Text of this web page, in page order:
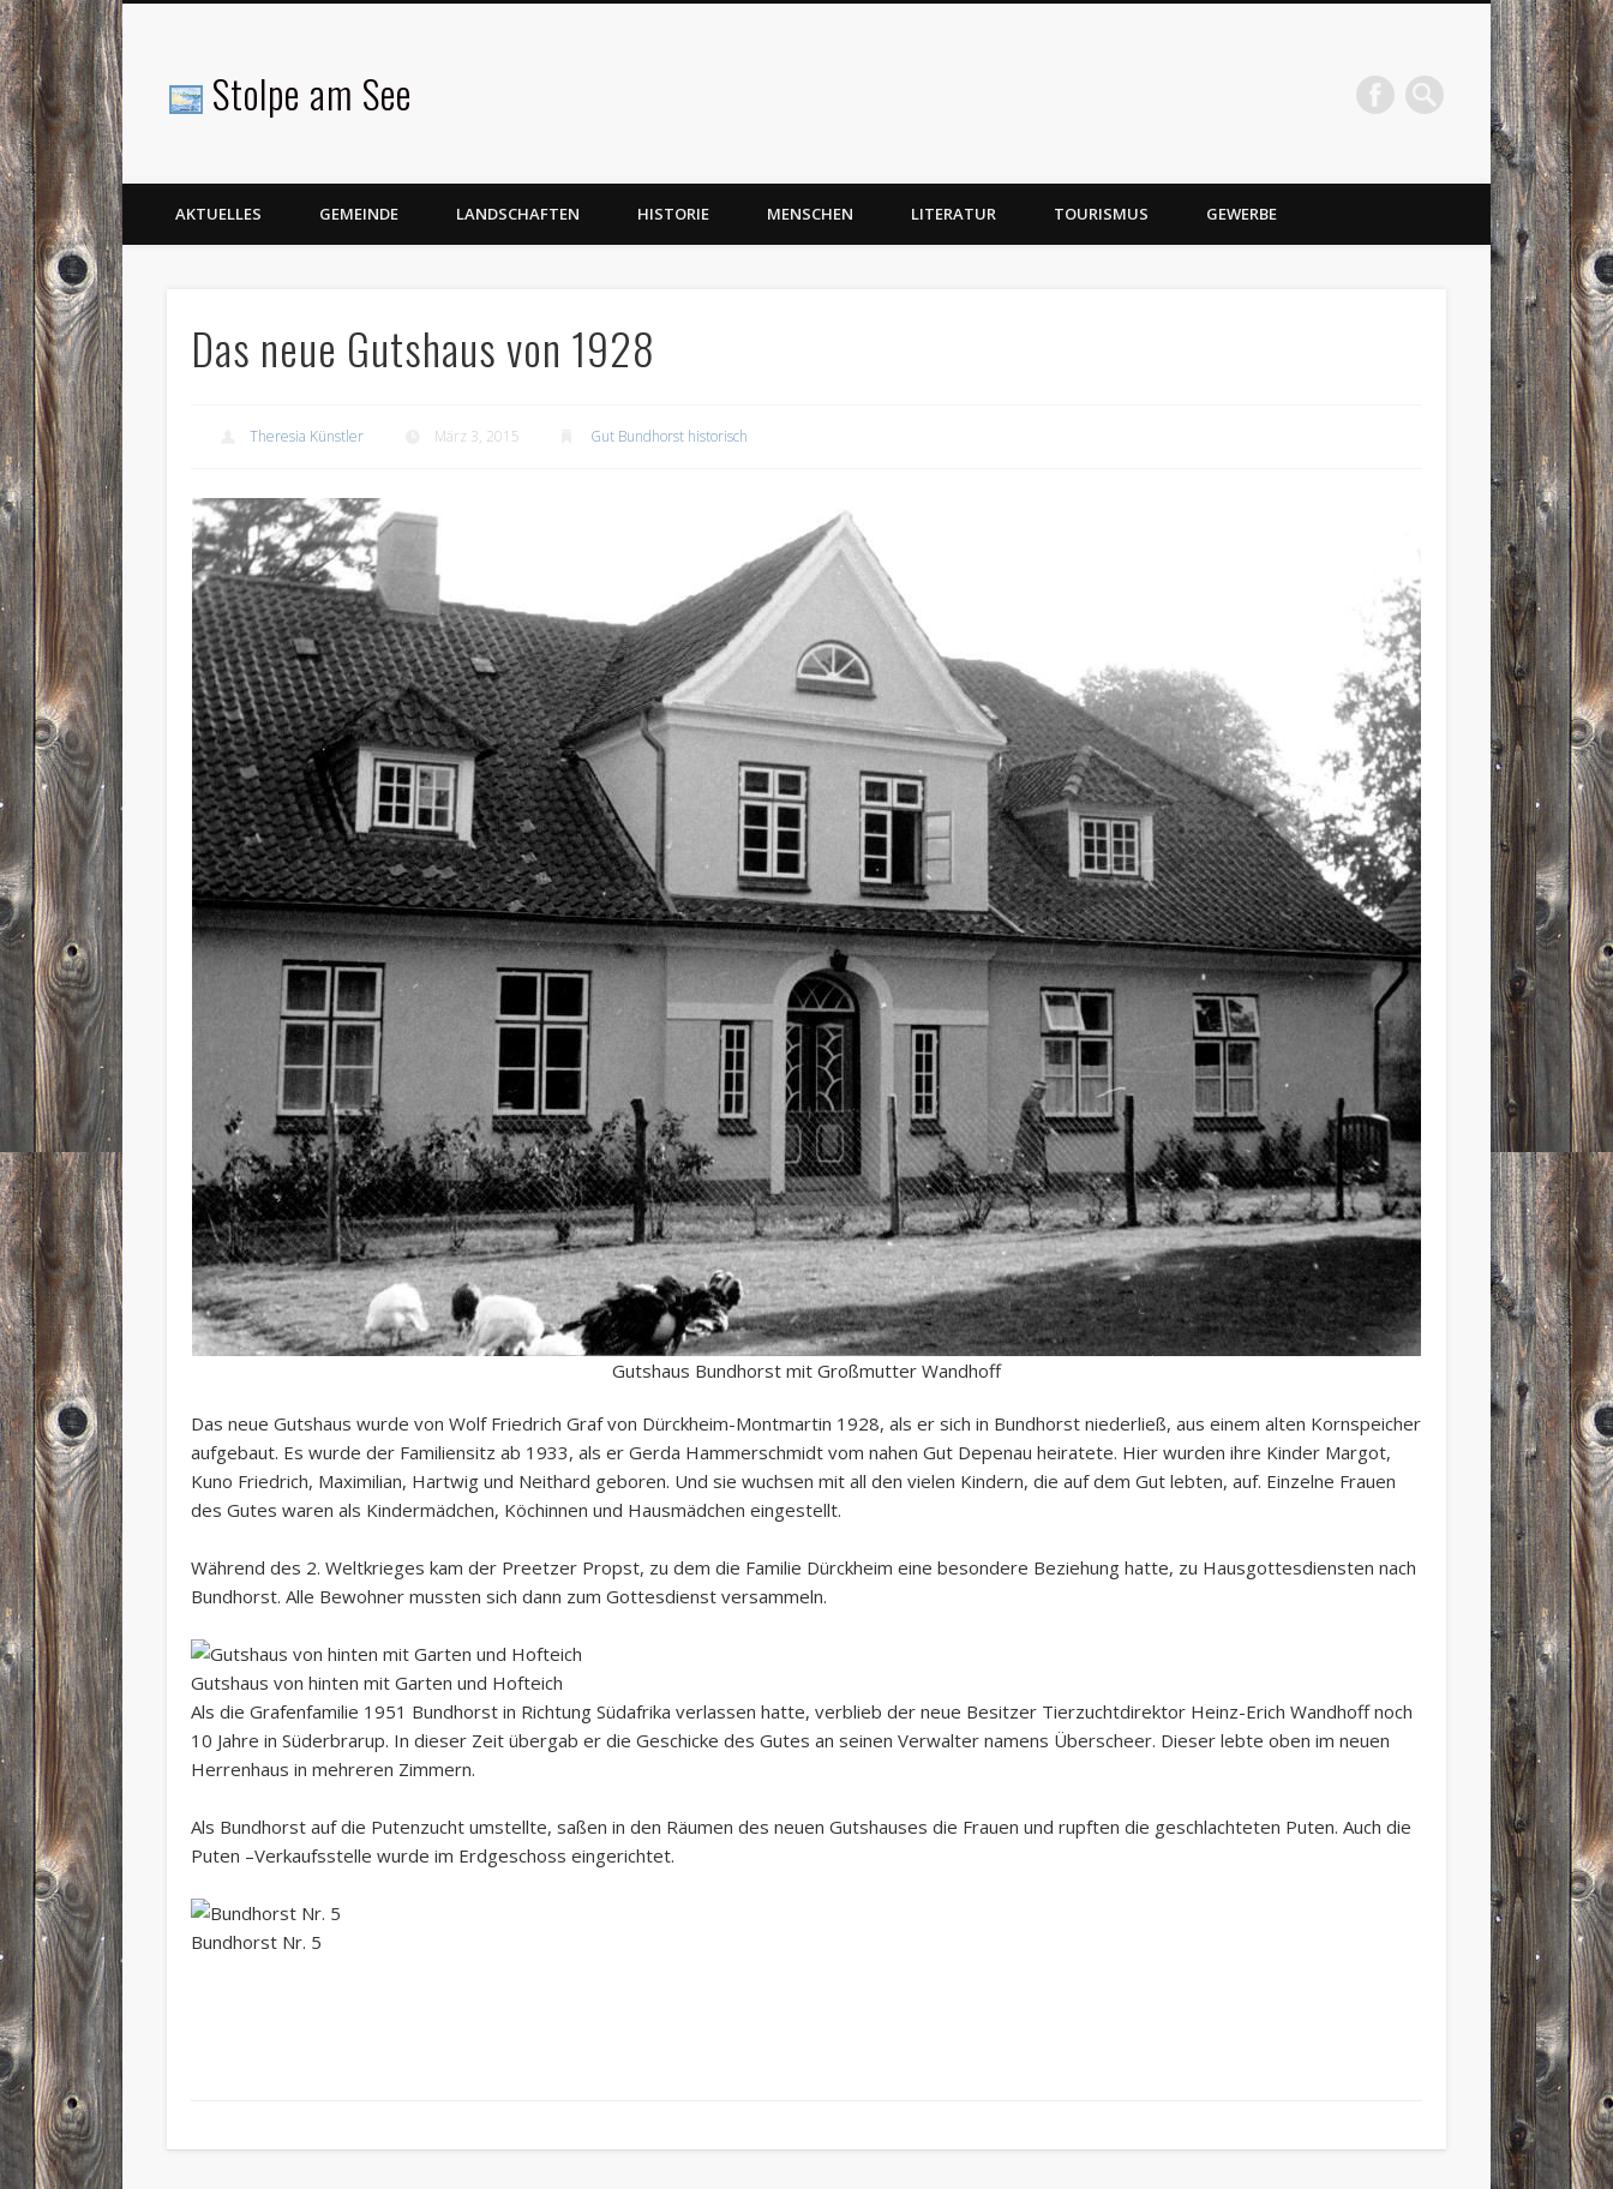
Stolpe am See
Facebook
AKTUELLES GEMEINDE LANDSCHAFTEN HISTORIE MENSCHEN LITERATUR TOURISMUS GEWERBE
Das neue Gutshaus von 1928
Theresia Künstler März 3, 2015 Gut Bundhorst historisch
Gutshaus Bundhorst mit Großmutter Wandhoff
Das neue Gutshaus wurde von Wolf Friedrich Graf von Dürckheim-Montmartin 1928, als er sich in Bundhorst niederließ, aus einem alten Kornspeicher
aufgebaut. Es wurde der Familiensitz ab 1933, als er Gerda Hammerschmidt vom nahen Gut Depenau heiratete. Hier wurden ihre Kinder Margot,
Kuno Friedrich, Maximilian, Hartwig und Neithard geboren. Und sie wuchsen mit all den vielen Kindern, die auf dem Gut lebten, auf. Einzelne Frauen
des Gutes waren als Kindermädchen, Köchinnen und Hausmädchen eingestellt.
Während des 2. Weltkrieges kam der Preetzer Propst, zu dem die Familie Dürckheim eine besondere Beziehung hatte, zu Hausgottesdiensten nach
Bundhorst. Alle Bewohner mussten sich dann zum Gottesdienst versammeln.
Gutshaus von hinten mit Garten und Hofteich
Als die Grafenfamilie 1951 Bundhorst in Richtung Südafrika verlassen hatte, verblieb der neue Besitzer Tierzuchtdirektor Heinz-Erich Wandhoff noch
10 Jahre in Süderbrarup. In dieser Zeit übergab er die Geschicke des Gutes an seinen Verwalter namens Überscheer. Dieser lebte oben im neuen
Herrenhaus in mehreren Zimmern.
Als Bundhorst auf die Putenzucht umstellte, saßen in den Räumen des neuen Gutshauses die Frauen und rupften die geschlachteten Puten. Auch die
Puten –Verkaufsstelle wurde im Erdgeschoss eingerichtet.
Bundhorst Nr. 5